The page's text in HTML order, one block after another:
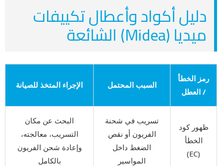
دليل أكواد وأعطال تكييفات
ميديا (Midea) الشائعة
رمز الخطأ
/ العطل
السبب المحتمل الإجراء المتخذ للصيانة
ظهور كود
الخطأ
(EC)
تسريب في شحنة
الفريون أو نقص
الضغط داخل
المواسير
البحث عن مكان
التسريب، معالجته،
وإعادة شحن الفريون
بالكامل